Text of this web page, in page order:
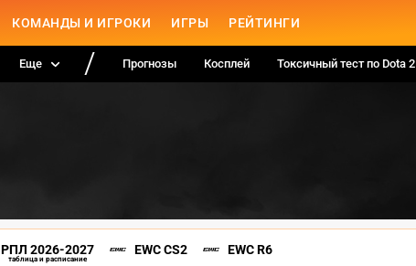
КОМАНДЫ И ИГРОКИ ИГРЫ РЕЙТИНГИ
Еще Прогнозы Косплей Токсичный тест по Dota 2
РПЛ 2026-2027
таблица и расписание
EWC CS2 EWC R6